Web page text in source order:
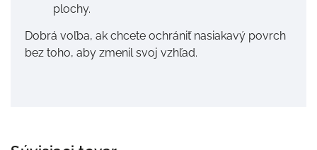
plochy.
Dobrá voľba, ak chcete ochrániť nasiakavý povrch
bez toho, aby zmenil svoj vzhľad.